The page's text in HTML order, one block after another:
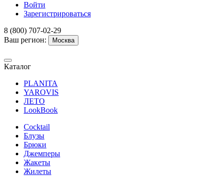
Войти
Зарегистрироваться
8 (800) 707-02-29
Ваш регион:
Москва
Каталог
PLANITA
YAROVIS
ЛЕТО
LookBook
Cocktail
Блузы
Брюки
Джемперы
Жакеты
Жилеты